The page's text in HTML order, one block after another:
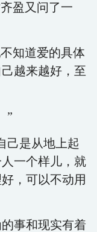
盈又问了一
知道爱的具体
越来越好，至
”
己是从地上起
一个样儿，就
，可以不动用
事和现实有着